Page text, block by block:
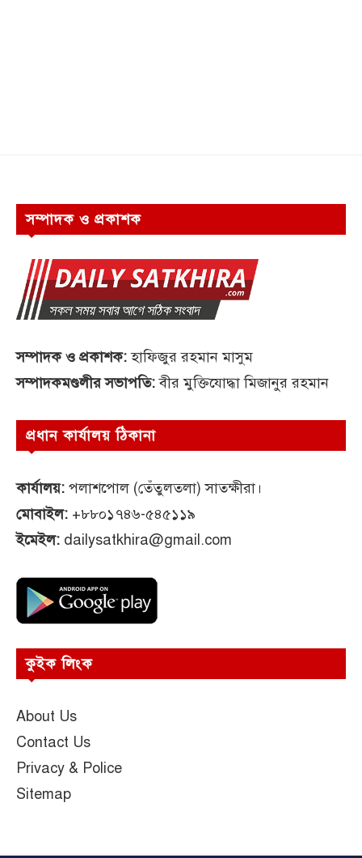
সম্পাদক ও প্রকাশক
সম্পাদক ও প্রকাশক:হাফিজুর রহমান মাসুম
সম্পাদকমণ্ডলীর সভাপতি:বীর মুক্তিযোদ্ধা মিজানুর রহমান
প্রধান কার্যালয় ঠিকানা
কার্যালয়: পলাশপোল (তেঁতুলতলা) সাতক্ষীরা।
মোবাইল: +৮৮০১৭৪৬-৫৪৫১১৯
ইমেইল: dailysatkhira@gmail.com
কুইক লিংক
About Us
Contact Us
Privacy & Police
Sitemap